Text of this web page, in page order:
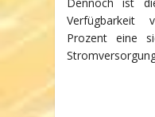
Verfügbarkeit
Prozent eine